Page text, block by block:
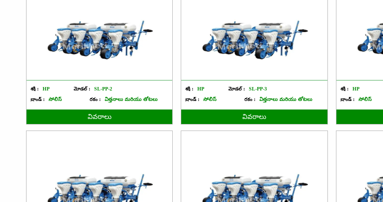
శక్తి : HP మోడల్ :
SL-PP-2
బ్రాండ్ :
సోలిస్ రకం : విత్తనాలు మరియు తోటలు
వివరాలు
శక్తి : HP మోడల్ :
SL-PP-3
బ్రాండ్ :
సోలిస్ రకం : విత్తనాలు మరియు తోటలు
వివరాలు
శక్తి : HP
బ్రాండ్ :
సోలిస్